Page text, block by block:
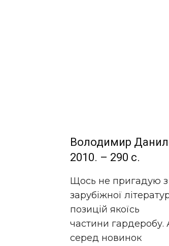
Володимир
2010. – 290 с.
Щось не пригадую з
зарубіжної
позицій якоїсь
частини
серед новинок